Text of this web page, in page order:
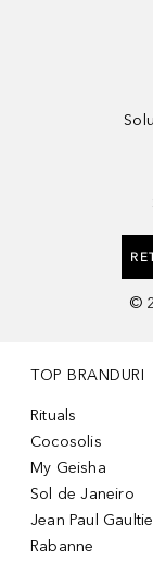
©
TOP BRANDURI
Rituals
Cocosolis
My Geisha
Sol de Janeiro
Jean Paul
Rabanne